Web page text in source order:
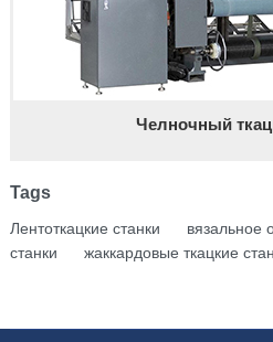
Челночный
Tags
Лентоткацкие станки вязальное
станки
жаккардовые ткацкие